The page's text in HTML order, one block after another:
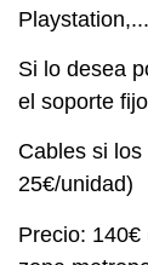
Si lo desea
el soporte
Cables si
25€/unidad)
Precio: